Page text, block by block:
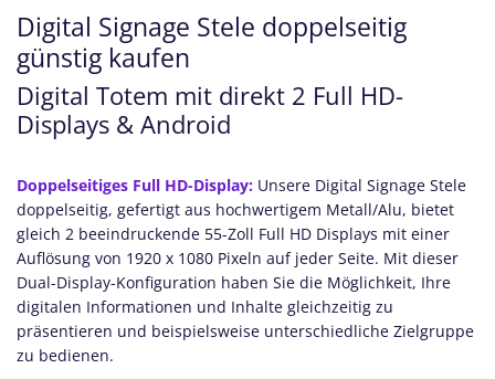
Digital Signage Stele doppelseitig
günstig kaufen
Digital Totem mit direkt 2 Full HD-
Displays & Android
Doppelseitiges Full HD-Display: Unsere Digital Signage Stele
doppelseitig, gefertigt aus hochwertigem Metall/Alu, bietet
gleich 2 beeindruckende 55-Zoll Full HD Displays mit einer
Auflösung von 1920 x 1080 Pixeln auf jeder Seite. Mit dieser
Dual-Display-Konfiguration haben Sie die Möglichkeit, Ihre
digitalen Informationen und Inhalte gleichzeitig zu
präsentieren und beispielsweise unterschiedliche Zielgruppe
zu bedienen.